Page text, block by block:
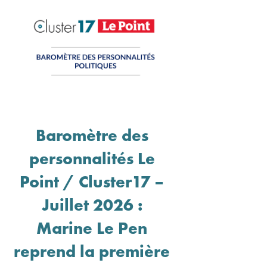
Baromètre des
personnalités Le
Point / Cluster17 –
Juillet 2026 :
Marine Le Pen
reprend la première